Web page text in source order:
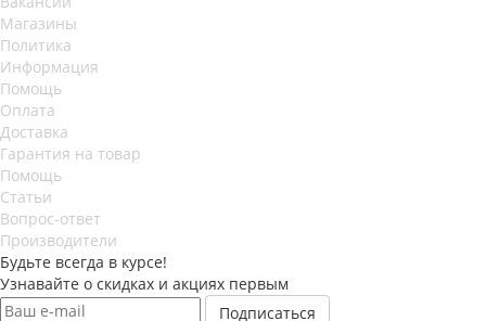
Магазины
Политика
Информация
Помощь
Оплата
Доставка
Гарантия на товар
Помощь
Статьи
Вопрос-ответ
Производители
Будьте всегда в курсе!
Узнавайте о скидках и акциях первым